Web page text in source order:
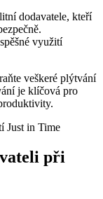
dodavatele, kteří
využití
veškeré plýtvání
je klíčová pro
při